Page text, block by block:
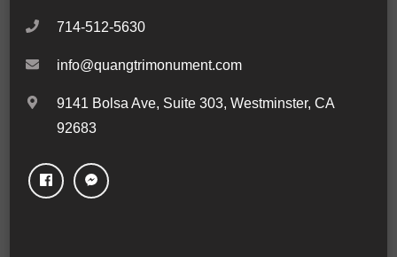
714-512-5630
info@quangtrimonument.com
9141 Bolsa Ave, Suite 303, Westminster, CA
92683